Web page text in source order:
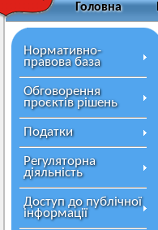
Головна
Нормативно-
правова база
Обговорення
проєктів рішень
Податки
Регуляторна
діяльність
Доступ до публічної
інформації